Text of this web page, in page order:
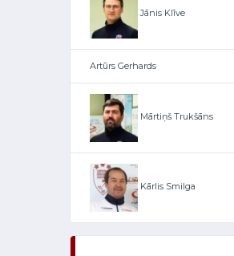
Jānis Klīve
Artūrs Gerhards
Mārtiņš Trukšāns
Kārlis Smilga